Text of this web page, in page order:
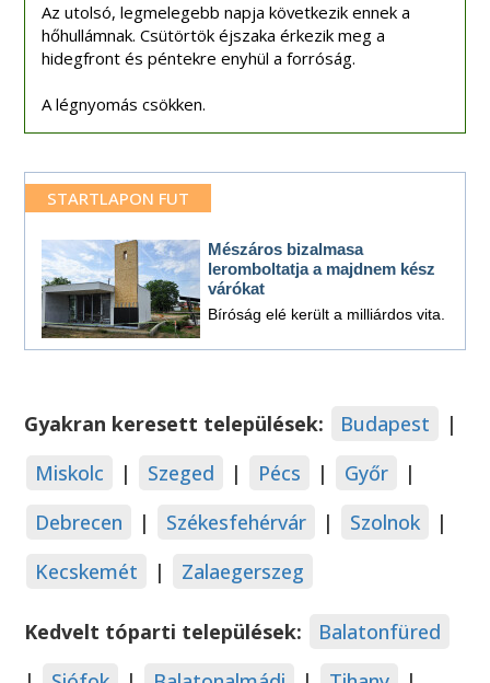
Az utolsó, legmelegebb napja következik ennek a
hőhullámnak. Csütörtök éjszaka érkezik meg a
hidegfront és péntekre enyhül a forróság.
A légnyomás csökken.
STARTLAPON FUT
Mészáros bizalmasa
leromboltatja a majdnem kész
várókat
Bíróság elé került a milliárdos vita.
Gyakran keresett települések: Budapest
|
Miskolc
| Szeged | Pécs | Győr
|
Debrecen
| Székesfehérvár | Szolnok
|
Kecskemét
| Zalaegerszeg
Kedvelt tóparti települések:
Balatonfüred